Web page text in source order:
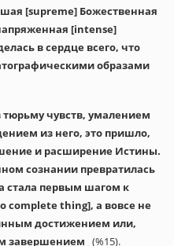
[supreme] Божественная
[intense]
в сердце всего, что
образами
чувств, умалением
из него, это пришло,
и расширение Истины.
сознании превратилась
стала первым шагом к
complete thing], а вовсе не
достижением или,
завершением _ (%15).